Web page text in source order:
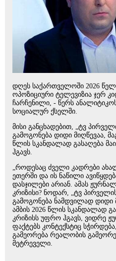
დღეს საქართველოში 2026
ოპოზიციური ტელევიზია ჯერ
ჩარჩენილი, - წერს
სოციალურ ქსელში.
მისი განცხადებით, „ტვ
გამოგონება დიდი მიღწევაა,
წლის სკანდალად გასაღება
ჰგავს.
„როდესაც ძველი კადრები
ეთერში და ის ნაწილი
დასჯილები არიან. ამას
კრიზისი? ნოდარ, „ტვ
გამოგონება ნამდვილად დიდი
ამბის 2026 წლის სკანდალად
კრიზისს უფრო ჰგავს, ვიდრე
ფაქტებს კონტექსტიც
გამეორება რეალობის
მეტრეველი.